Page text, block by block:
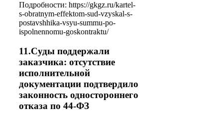
Подробности: https://gkgz.ru/kartel-
s-obratnym-effektom-sud-vzyskal-s-
postavshhika-vsyu-summu-po-
ispolnennomu-goskontraktu/
11.Суды поддержали
заказчика: отсутствие
исполнительной
документации подтвердило
законность одностороннего
отказа по 44-ФЗ